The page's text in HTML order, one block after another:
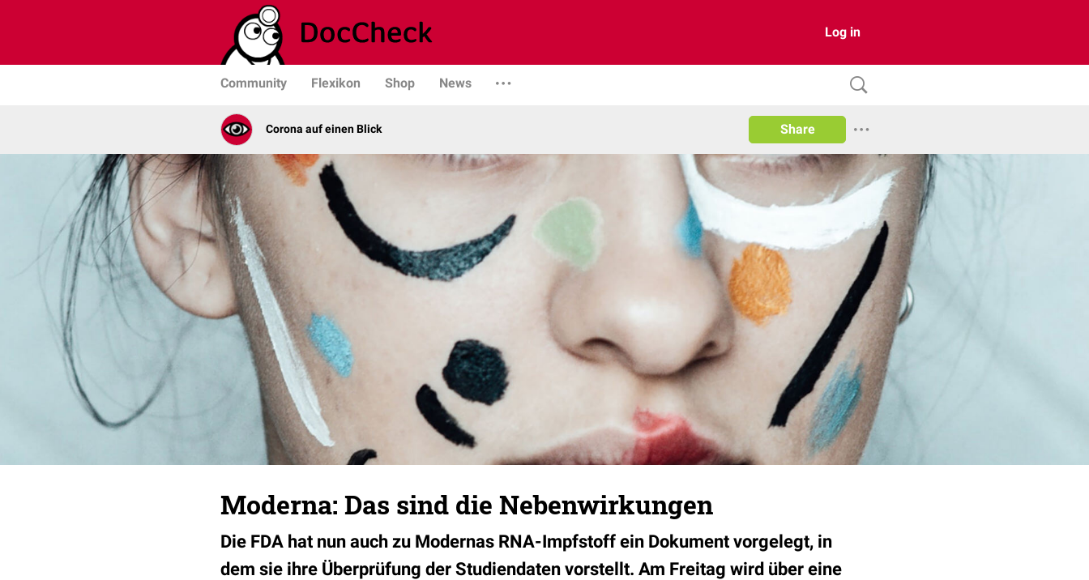
Log in
Community Flexikon Shop News
Corona auf einen Blick Share
Moderna: Das sind die Nebenwirkungen
Die FDA hat nun auch zu Modernas RNA-Impfstoff ein Dokument vorgelegt, in
dem sie ihre Überprüfung der Studiendaten vorstellt. Am Freitag wird über eine